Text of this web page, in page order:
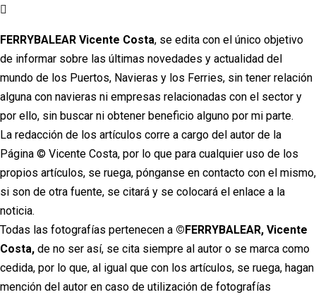
Ir
contenido
FERRYBALEAR Vicente Costa, se edita con el único objetivo
de informar sobre las últimas novedades y actualidad del
mundo de los Puertos, Navieras y los Ferries, sin tener relación
alguna con navieras ni empresas relacionadas con el sector y
por ello, sin buscar ni obtener beneficio alguno por mi parte.
La redacción de los artículos corre a cargo del autor de la
Página © Vicente Costa, por lo que para cualquier uso de los
propios artículos, se ruega, pónganse en contacto con el mismo,
si son de otra fuente, se citará y se colocará el enlace a la
noticia.
Todas las fotografías pertenecen a ©FERRYBALEAR, Vicente
Costa, de no ser así, se cita siempre al autor o se marca como
cedida, por lo que, al igual que con los artículos, se ruega, hagan
mención del autor en caso de utilización de fotografías